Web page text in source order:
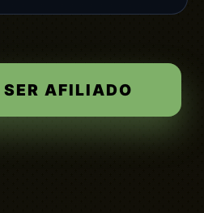
SER AFILIADO